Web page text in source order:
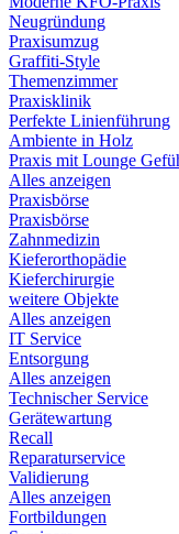
Neugründung
Praxisumzug
Graffiti-Style
Themenzimmer
Praxisklinik
Perfekte Linienführung
Ambiente in Holz
Praxis mit Lounge
Alles anzeigen
Praxisbörse
Praxisbörse
Zahnmedizin
Kieferorthopädie
Kieferchirurgie
weitere Objekte
Alles anzeigen
IT Service
Entsorgung
Alles anzeigen
Technischer Service
Gerätewartung
Recall
Reparaturservice
Validierung
Alles anzeigen
Fortbildungen